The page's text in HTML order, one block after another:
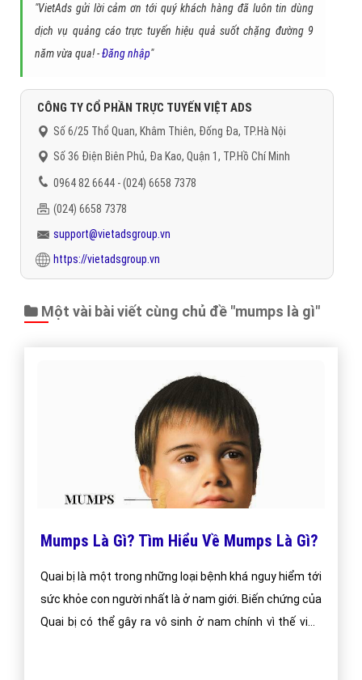
"VietAds gửi lời cảm ơn tới quý khách hàng đã luôn tin dùng
dịch vụ quảng cáo trực tuyến hiệu quả suốt chặng đường 9
năm vừa qua! -Đăng nhập"
CÔNG TY CỔ PHẦN TRỰC TUYẾN VIỆT ADS
Số 6/25 Thổ Quan, Khâm Thiên, Đống Đa, TP.Hà Nội
Số 36 Điện Biên Phủ, Đa Kao, Quận 1, TP.Hồ Chí Minh
0964 82 6644 - (024) 6658 7378
(024) 6658 7378
support@vietadsgroup.vn
https://vietadsgroup.vn
Một vài bài viết cùng chủ đề "mumps là gì"
Mumps Là Gì? Tìm Hiểu Về Mumps Là Gì?
Quai bị là một trong những loại bệnh khá nguy hiểm tới
sức khỏe con người nhất là ở nam giới. Biến chứng của
Quai bị có thể gây ra vô sinh ở nam chính vì thế việc